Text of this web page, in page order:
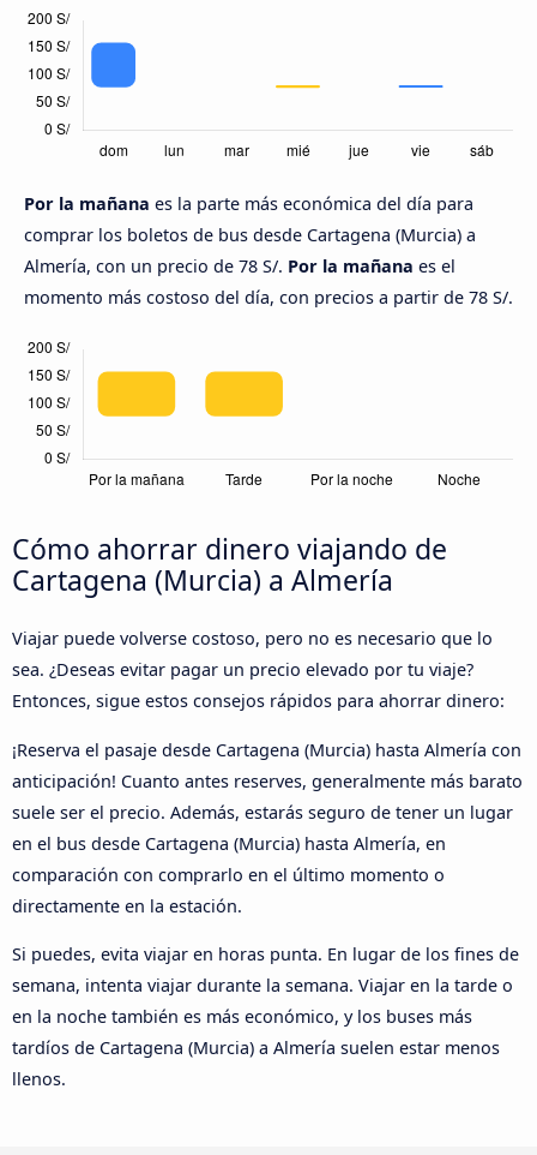
Por la mañana es la parte más económica del día para
comprar los boletos de bus desde Cartagena (Murcia) a
Almería, con un precio de 78 S/. Por la mañana es el
momento más costoso del día, con precios a partir de 78 S/.
Cómo ahorrar dinero viajando de
Cartagena (Murcia) a Almería
Viajar puede volverse costoso, pero no es necesario que lo
sea. ¿Deseas evitar pagar un precio elevado por tu viaje?
Entonces, sigue estos consejos rápidos para ahorrar dinero:
¡Reserva el pasaje desde Cartagena (Murcia) hasta Almería con
anticipación! Cuanto antes reserves, generalmente más barato
suele ser el precio. Además, estarás seguro de tener un lugar
en el bus desde Cartagena (Murcia) hasta Almería, en
comparación con comprarlo en el último momento o
directamente en la estación.
Si puedes, evita viajar en horas punta. En lugar de los fines de
semana, intenta viajar durante la semana. Viajar en la tarde o
en la noche también es más económico, y los buses más
tardíos de Cartagena (Murcia) a Almería suelen estar menos
llenos.